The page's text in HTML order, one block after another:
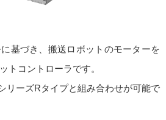
基づき、搬送ロボットのモーターを
トコントローラです。
リーズRタイプと組み合わせが可能で